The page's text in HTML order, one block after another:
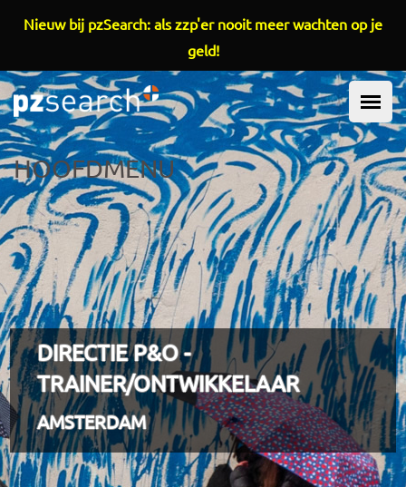
Overslaan en naar de inhoud gaan
HOOFDMENU
DIRECTIE P&O -
TRAINER/ONTWIKKELAAR
AMSTERDAM
Nieuw bij pzSearch: als zzp'er nooit meer wachten op je
geld!